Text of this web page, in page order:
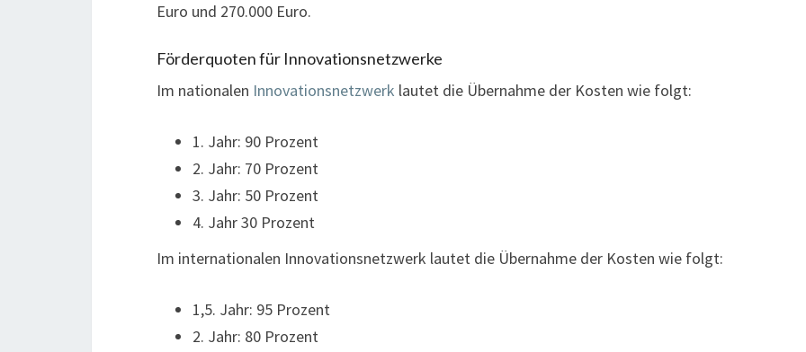
Euro und 270.000 Euro.
Förderquoten für Innovationsnetzwerke
Im nationalen Innovationsnetzwerk lautet die Übernahme der Kosten wie folgt:
1. Jahr: 90 Prozent
2. Jahr: 70 Prozent
3. Jahr: 50 Prozent
4. Jahr 30 Prozent
Im internationalen Innovationsnetzwerk lautet die Übernahme der Kosten wie folgt:
1,5. Jahr: 95 Prozent
2. Jahr: 80 Prozent